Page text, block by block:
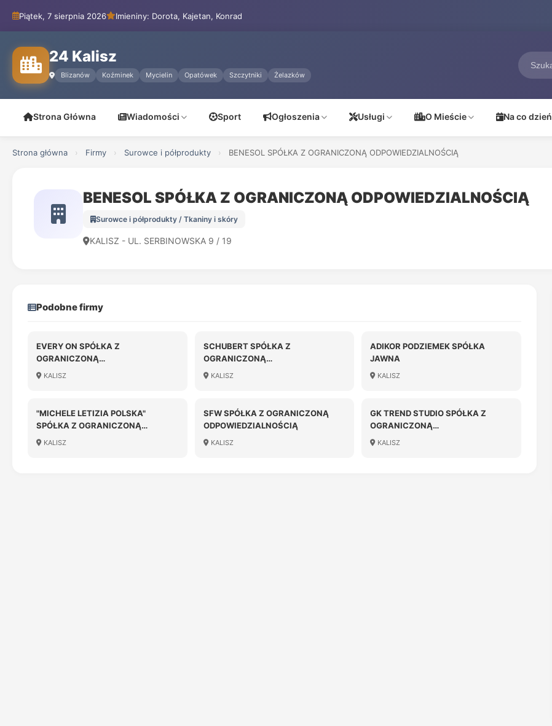
Piątek, 7 sierpnia 2026 Imieniny: Dorota, Kajetan, Konrad
24 Kalisz
Blizanów Koźminek Mycielin Opatówek Szczytniki Żelazków
Strona Główna Wiadomości Sport Ogłoszenia Usługi O Mieście Na co dzień
Strona główna › Firmy › Surowce i półprodukty › BENESOL SPÓŁKA Z OGRANICZONĄ ODPOWIEDZIALNOŚCIĄ
BENESOL SPÓŁKA Z OGRANICZONĄ ODPOWIEDZIALNOŚCIĄ
Surowce i półprodukty / Tkaniny i skóry
KALISZ - UL. SERBINOWSKA 9 / 19
Podobne firmy
EVERY ON SPÓŁKA Z
OGRANICZONĄ
ODPOWIEDZIALNOŚCIĄ
KALISZ
SCHUBERT SPÓŁKA Z
OGRANICZONĄ
ODPOWIEDZIALNOŚCIĄ
KALISZ
ADIKOR PODZIEMEK SPÓŁKA
JAWNA
KALISZ
"MICHELE LETIZIA POLSKA"
SPÓŁKA Z OGRANICZONĄ
ODPOWIEDZIALNOŚCIĄ
KALISZ
SFW SPÓŁKA Z OGRANICZONĄ
ODPOWIEDZIALNOŚCIĄ
KALISZ
GK TREND STUDIO SPÓŁKA Z
OGRANICZONĄ
ODPOWIEDZIALNOŚCIĄ
KALISZ